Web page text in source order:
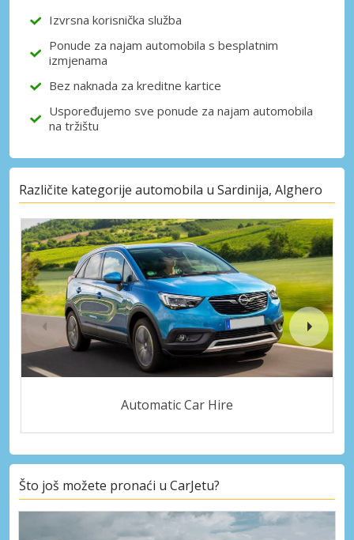
Izvrsna korisnička služba
Ponude za najam automobila s besplatnim
izmjenama
Bez naknada za kreditne kartice
Uspoređujemo sve ponude za najam automobila
na tržištu
Različite kategorije automobila u Sardinija, Alghero
Automatic Car Hire
Što još možete pronaći u CarJetu?